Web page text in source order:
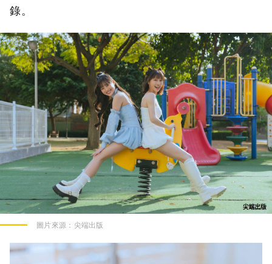
錄。
圖片來源： 尖端出版